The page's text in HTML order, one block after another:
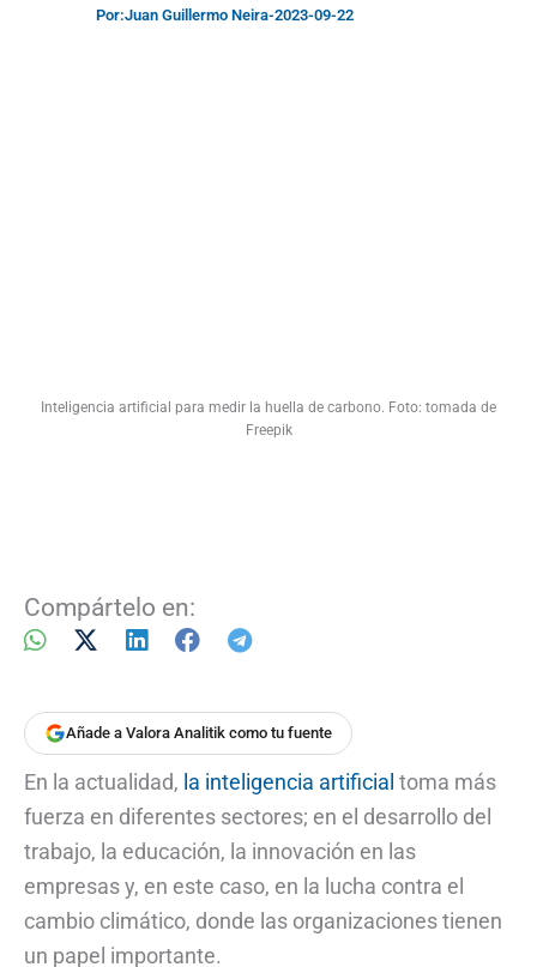
Por:Juan Guillermo Neira-2023-09-22
Inteligencia artificial para medir la huella de carbono. Foto: tomada de
Freepik
Compártelo en:
Añade a Valora Analitik como tu fuente
En la actualidad, la inteligencia artificial toma más
fuerza en diferentes sectores; en el desarrollo del
trabajo, la educación, la innovación en las
empresas y, en este caso, en la lucha contra el
cambio climático, donde las organizaciones tienen
un papel importante.